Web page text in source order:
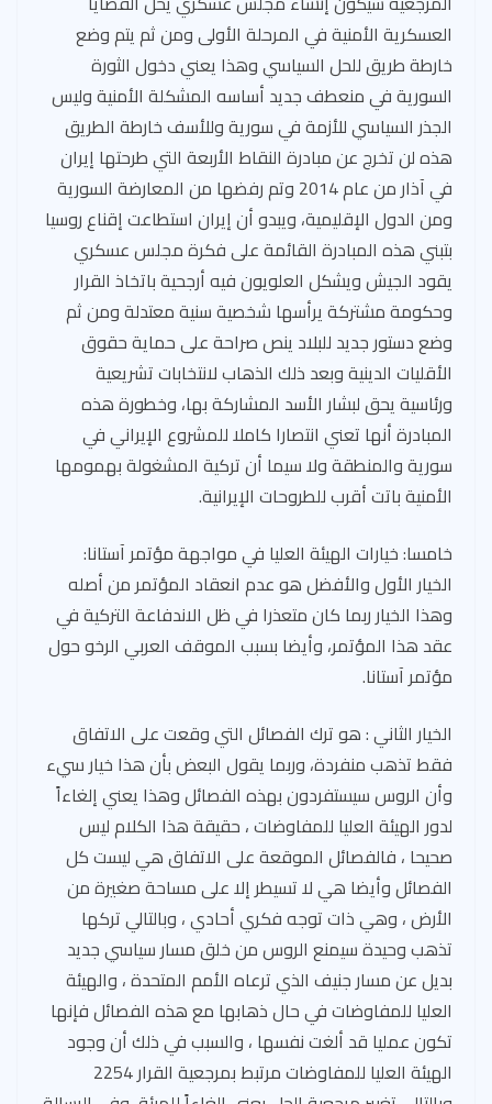
العسكرية الأمنية في المرحلة الأولى ومن ثم يتم وضع
خارطة طريق للحل السياسي وهذا يعني دخول الثورة
السورية في منعطف جديد أساسه المشكلة الأمنية وليس
الجذر السياسي للأزمة في سورية وللأسف خارطة الطريق
هذه لن تخرج عن مبادرة النقاط الأربعة التي طرحتها إيران
في آذار من عام 2014 وتم رفضها من المعارضة السورية
ومن الدول الإقليمية، ويبدو أن إيران استطاعت إقناع روسيا
بتبني هذه المبادرة القائمة على فكرة مجلس عسكري
يقود الجيش ويشكل العلويون فيه أرجحية باتخاذ القرار
وحكومة مشتركة يرأسها شخصية سنية معتدلة ومن ثم
وضع دستور جديد للبلاد ينص صراحة على حماية حقوق
الأقليات الدينية وبعد ذلك الذهاب لانتخابات تشريعية
ورئاسية يحق لبشار الأسد المشاركة بها، وخطورة هذه
المبادرة أنها تعني انتصارا كاملا للمشروع الإيراني في
سورية والمنطقة ولا سيما أن تركية المشغولة بهمومها
الأمنية باتت أقرب للطروحات الإيرانية.
خامسا: خيارات الهيئة العليا في مواجهة مؤتمر آستانا:
الخيار الأول والأفضل هو عدم انعقاد المؤتمر من أصله
وهذا الخيار ربما كان متعذرا في ظل الاندفاعة التركية في
عقد هذا المؤتمر، وأيضا بسبب الموقف العربي الرخو حول
مؤتمر آستانا.
الخيار الثاني : هو ترك الفصائل التي وقعت على الاتفاق
فقط تذهب منفردة، وربما يقول البعض بأن هذا خيار سيء
وأن الروس سيستفردون بهذه الفصائل وهذا يعني إلغاءاً
لدور الهيئة العليا للمفاوضات ، حقيقة هذا الكلام ليس
صحيحا ، فالفصائل الموقعة على الاتفاق هي ليست كل
الفصائل وأيضا هي لا تسيطر إلا على مساحة صغيرة من
الأرض ، وهي ذات توجه فكري أحادي ، وبالتالي تركها
تذهب وحيدة سيمنع الروس من خلق مسار سياسي جديد
بديل عن مسار جنيف الذي ترعاه الأمم المتحدة ، والهيئة
العليا للمفاوضات في حال ذهابها مع هذه الفصائل فإنها
تكون عمليا قد ألغت نفسها ، والسبب في ذلك أن وجود
الهيئة العليا للمفاوضات مرتبط بمرجعية القرار 2254